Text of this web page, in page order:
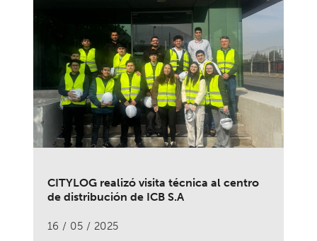
CITYLOG realizó visita técnica al centro
de distribución de ICB S.A
16 / 05 / 2025